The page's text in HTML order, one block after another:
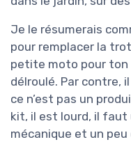
Je le résumerais
pour remplacer la
petite moto pour ton
délroulé. Par contre,
ce n’est pas un
kit, il est lourd, il faut
mécanique et un